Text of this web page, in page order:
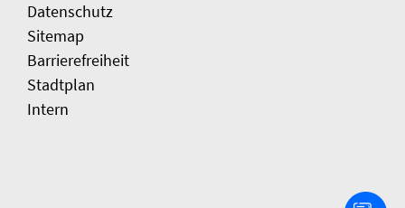
Datenschutz
Sitemap
Barrierefreiheit
Stadtplan
Intern